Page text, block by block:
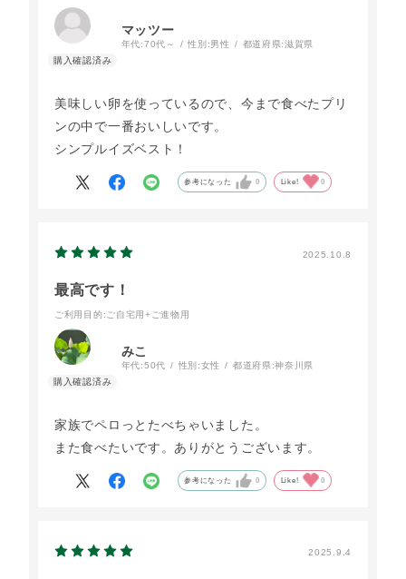
マッツー
年代:70代～ 性別:男性 都道府県:滋賀県
美味しい卵を使っているので、今まで食べたプリ
ンの中で一番おいしいです。
シンプルイズベスト！
参考になった 0 Like! 0
2025.10.8
最高です！
ご利用目的 :ご自宅用+ご進物用
みこ
年代:50代 性別:女性 都道府県:神奈川県
家族でペロっとたべちゃいました。
また食べたいです。ありがとうございます。
参考になった 0 Like! 0
2025.9.4